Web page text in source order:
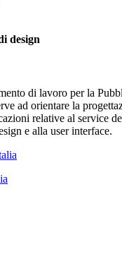
design
di lavoro per la
ad orientare la
relative al service
e alla user interface.